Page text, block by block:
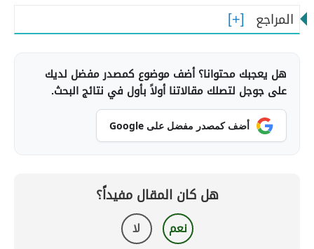
المراجع
هل يعجبك محتوانا؟ أضف موضوع كمصدر مفضل لديك
على جوجل لتصلك مقالاتنا أولاً بأول في نتائج البحث.
أضف كمصدر مفضل على Google
هل كان المقال مفيداً؟
نعم لا